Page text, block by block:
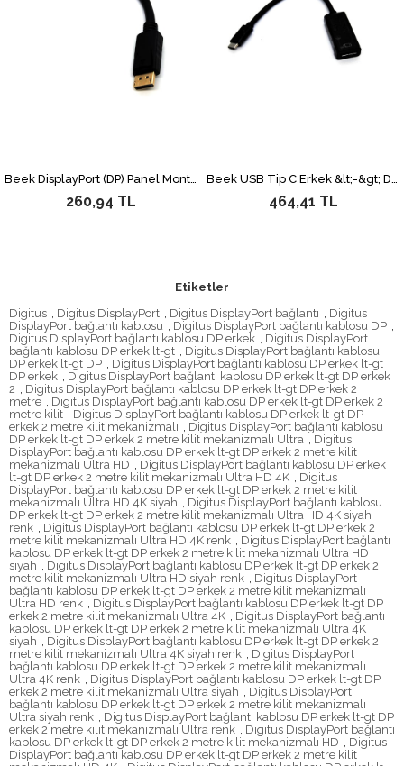
260,94 TL 464,41 TL
Etiketler
Digitus
Digitus DisplayPort Digitus DisplayPort bağlantı
Digitus
DisplayPort bağlantı kablosu
Digitus DisplayPort bağlantı kablosu DP
Digitus DisplayPort bağlantı kablosu DP erkek
Digitus DisplayPort
bağlantı kablosu DP erkek lt-gt
Digitus DisplayPort bağlantı kablosu
DP erkek lt-gt DP
Digitus DisplayPort bağlantı kablosu DP erkek lt-gt
DP erkek
Digitus DisplayPort bağlantı kablosu DP erkek lt-gt DP erkek
2
Digitus DisplayPort bağlantı kablosu DP erkek lt-gt DP erkek 2
metre
Digitus DisplayPort bağlantı kablosu DP erkek lt-gt DP erkek 2
metre kilit
Digitus DisplayPort bağlantı kablosu DP erkek lt-gt DP
erkek 2 metre kilit mekanizmalı
Digitus DisplayPort bağlantı kablosu
DP erkek lt-gt DP erkek 2 metre kilit mekanizmalı Ultra
Digitus
DisplayPort bağlantı kablosu DP erkek lt-gt DP erkek 2 metre kilit
mekanizmalı Ultra HD
Digitus DisplayPort bağlantı kablosu DP erkek
lt-gt DP erkek 2 metre kilit mekanizmalı Ultra HD 4K
Digitus
DisplayPort bağlantı kablosu DP erkek lt-gt DP erkek 2 metre kilit
mekanizmalı Ultra HD 4K siyah
Digitus DisplayPort bağlantı kablosu
DP erkek lt-gt DP erkek 2 metre kilit mekanizmalı Ultra HD 4K siyah
renk
Digitus DisplayPort bağlantı kablosu DP erkek lt-gt DP erkek 2
metre kilit mekanizmalı Ultra HD 4K renk
Digitus DisplayPort bağlantı
kablosu DP erkek lt-gt DP erkek 2 metre kilit mekanizmalı Ultra HD
siyah
Digitus DisplayPort bağlantı kablosu DP erkek lt-gt DP erkek 2
metre kilit mekanizmalı Ultra HD siyah renk
Digitus DisplayPort
bağlantı kablosu DP erkek lt-gt DP erkek 2 metre kilit mekanizmalı
Ultra HD renk
Digitus DisplayPort bağlantı kablosu DP erkek lt-gt DP
erkek 2 metre kilit mekanizmalı Ultra 4K
Digitus DisplayPort bağlantı
kablosu DP erkek lt-gt DP erkek 2 metre kilit mekanizmalı Ultra 4K
siyah
Digitus DisplayPort bağlantı kablosu DP erkek lt-gt DP erkek 2
metre kilit mekanizmalı Ultra 4K siyah renk
Digitus DisplayPort
bağlantı kablosu DP erkek lt-gt DP erkek 2 metre kilit mekanizmalı
Ultra 4K renk
Digitus DisplayPort bağlantı kablosu DP erkek lt-gt DP
erkek 2 metre kilit mekanizmalı Ultra siyah
Digitus DisplayPort
bağlantı kablosu DP erkek lt-gt DP erkek 2 metre kilit mekanizmalı
Ultra siyah renk
Digitus DisplayPort bağlantı kablosu DP erkek lt-gt DP
erkek 2 metre kilit mekanizmalı Ultra renk
Digitus DisplayPort bağlantı
kablosu DP erkek lt-gt DP erkek 2 metre kilit mekanizmalı HD
Digitus
DisplayPort bağlantı kablosu DP erkek lt-gt DP erkek 2 metre kilit